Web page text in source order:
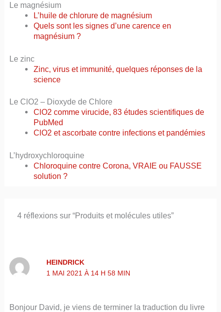
Le magnésium
L’huile de chlorure de magnésium
Quels sont les signes d’une carence en
magnésium ?
Le zinc
Zinc, virus et immunité, quelques réponses de la
science
Le ClO2 – Dioxyde de Chlore
ClO2 comme virucide, 83 études scientifiques de
PubMed
ClO2 et ascorbate contre infections et pandémies
L’hydroxychloroquine
Chloroquine contre Corona, VRAIE ou FAUSSE
solution ?
4 réflexions sur “Produits et molécules utiles”
HEINDRICK
1 MAI 2021 À 14 H 58 MIN
Bonjour David, je viens de terminer la traduction du livre